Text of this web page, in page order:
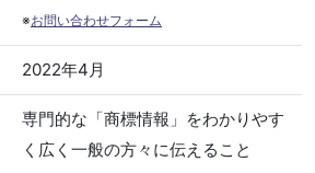
※お問い合わせフォーム
2022年4月
専門的な「商標情報」をわかりやす
く広く一般の方々に伝えること